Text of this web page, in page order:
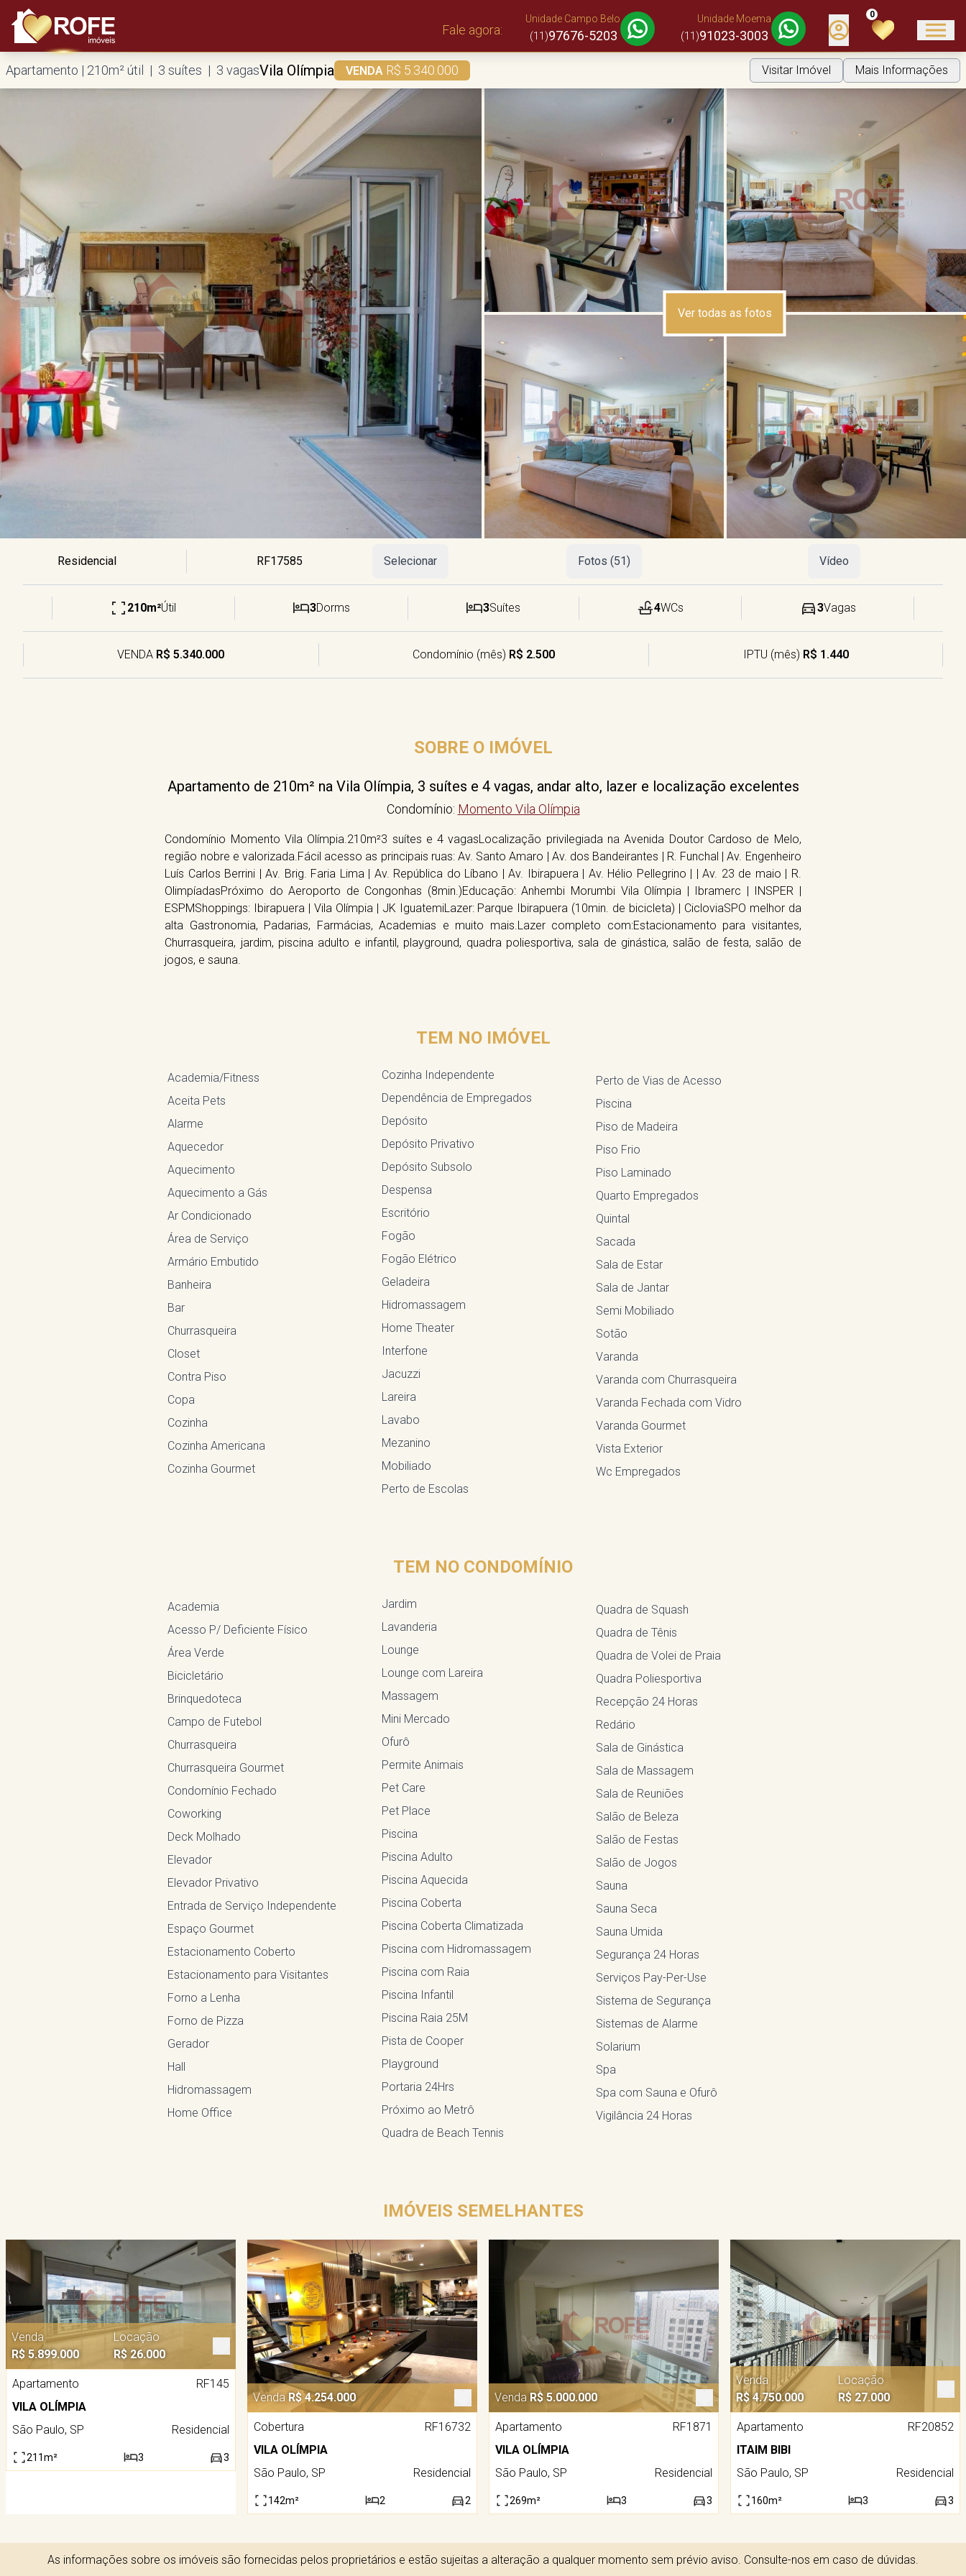
Fale agora:
Unidade Campo Belo
(11)97676-5203
Unidade Moema
(11)91023-3003
0
Apartamento | 210m² útil | 3 suítes | 3 vagasVila Olímpia VENDA R$ 5.340.000 Visitar Imóvel Mais Informações
Ver todas as fotos
Residencial RF17585 Selecionar Fotos (51) Vídeo
210m²Útil 3Dorms 3Suítes 4WCs 3Vagas
VENDA R$ 5.340.000 Condomínio (mês) R$ 2.500 IPTU (mês) R$ 1.440
SOBRE O IMÓVEL
Apartamento de 210m² na Vila Olímpia, 3 suítes e 4 vagas, andar alto, lazer e localização excelentes
Condomínio: Momento Vila Olímpia
Condomínio Momento Vila Olímpia.210m²3 suítes e 4 vagasLocalização privilegiada na Avenida Doutor Cardoso de Melo,
região nobre e valorizada.Fácil acesso as principais ruas: Av. Santo Amaro | Av. dos Bandeirantes | R. Funchal | Av. Engenheiro
Luís Carlos Berrini | Av. Brig. Faria Lima | Av. República do Líbano | Av. Ibirapuera | Av. Hélio Pellegrino | | Av. 23 de maio | R.
OlimpíadasPróximo do Aeroporto de Congonhas (8min.)Educação: Anhembi Morumbi Vila Olímpia | Ibramerc | INSPER |
ESPMShoppings: Ibirapuera | Vila Olímpia | JK IguatemiLazer: Parque Ibirapuera (10min. de bicicleta) | CicloviaSPO melhor da
alta Gastronomia, Padarias, Farmácias, Academias e muito mais.Lazer completo com:Estacionamento para visitantes,
Churrasqueira, jardim, piscina adulto e infantil, playground, quadra poliesportiva, sala de ginástica, salão de festa, salão de
jogos, e sauna.
TEM NO IMÓVEL
Academia/Fitness
Aceita Pets
Alarme
Aquecedor
Aquecimento
Aquecimento a Gás
Ar Condicionado
Área de Serviço
Armário Embutido
Banheira
Bar
Churrasqueira
Closet
Contra Piso
Copa
Cozinha
Cozinha Americana
Cozinha Gourmet
Cozinha Independente
Dependência de Empregados
Depósito
Depósito Privativo
Depósito Subsolo
Despensa
Escritório
Fogão
Fogão Elétrico
Geladeira
Hidromassagem
Home Theater
Interfone
Jacuzzi
Lareira
Lavabo
Mezanino
Mobiliado
Perto de Escolas
Perto de Vias de Acesso
Piscina
Piso de Madeira
Piso Frio
Piso Laminado
Quarto Empregados
Quintal
Sacada
Sala de Estar
Sala de Jantar
Semi Mobiliado
Sotão
Varanda
Varanda com Churrasqueira
Varanda Fechada com Vidro
Varanda Gourmet
Vista Exterior
Wc Empregados
TEM NO CONDOMÍNIO
Academia
Acesso P/ Deficiente Físico
Área Verde
Bicicletário
Brinquedoteca
Campo de Futebol
Churrasqueira
Churrasqueira Gourmet
Condomínio Fechado
Coworking
Deck Molhado
Elevador
Elevador Privativo
Entrada de Serviço Independente
Espaço Gourmet
Estacionamento Coberto
Estacionamento para Visitantes
Forno a Lenha
Forno de Pizza
Gerador
Hall
Hidromassagem
Home Office
Jardim
Lavanderia
Lounge
Lounge com Lareira
Massagem
Mini Mercado
Ofurô
Permite Animais
Pet Care
Pet Place
Piscina
Piscina Adulto
Piscina Aquecida
Piscina Coberta
Piscina Coberta Climatizada
Piscina com Hidromassagem
Piscina com Raia
Piscina Infantil
Piscina Raia 25M
Pista de Cooper
Playground
Portaria 24Hrs
Próximo ao Metrô
Quadra de Beach Tennis
Quadra de Squash
Quadra de Tênis
Quadra de Volei de Praia
Quadra Poliesportiva
Recepção 24 Horas
Redário
Sala de Ginástica
Sala de Massagem
Sala de Reuniões
Salão de Beleza
Salão de Festas
Salão de Jogos
Sauna
Sauna Seca
Sauna Umida
Segurança 24 Horas
Serviços Pay-Per-Use
Sistema de Segurança
Sistemas de Alarme
Solarium
Spa
Spa com Sauna e Ofurô
Vigilância 24 Horas
IMÓVEIS SEMELHANTES
Venda
R$ 5.899.000
Locação
R$ 26.000
Apartamento
RF145
VILA OLÍMPIA
São Paulo, SP
Residencial
211m² 3 3
Venda R$ 4.254.000
Cobertura
RF16732
VILA OLÍMPIA
São Paulo, SP
Residencial
142m² 2 2
Venda R$ 5.000.000
Apartamento
RF1871
VILA OLÍMPIA
São Paulo, SP
Residencial
269m² 3 3
Venda
R$ 4.750.000
Locação
R$ 27.000
Apartamento
RF20852
ITAIM BIBI
São Paulo, SP
Residencial
160m² 3 3
As informações sobre os imóveis são fornecidas pelos proprietários e estão sujeitas a alteração a qualquer momento sem prévio aviso. Consulte-nos em caso de dúvidas.